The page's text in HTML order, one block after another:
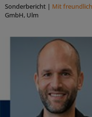
Sonderbericht | Mit
GmbH, Ulm